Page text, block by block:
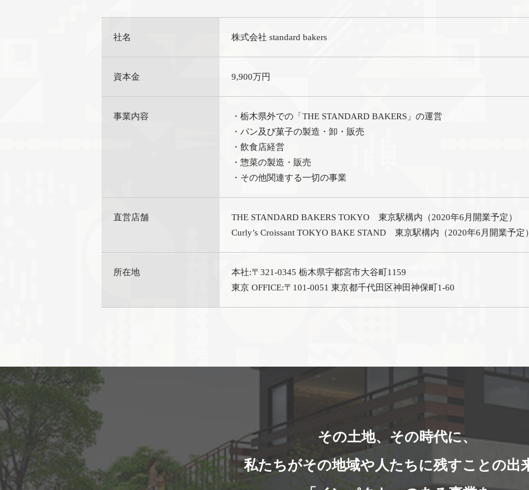
社名 株式会社 standard bakers
資本金 9,900万円
事業内容
・栃木県外での「THE STANDARD BAKERS」の運営
・パン及び菓子の製造・卸・販売
・飲食店経営
・惣菜の製造・販売
・その他関連する一切の事業
直営店舗
THE STANDARD BAKERS TOKYO 東京駅構内（2020年6月開業予定）
Curly’s Croissant TOKYO BAKE STAND 東京駅構内（2020年6月開業予定
所在地
本社:〒321-0345 栃木県宇都宮市大谷町1159
東京 OFFICE:〒101-0051 東京都千代田区神田神保町1-60
その土地、その時代に、
私たちがその地域や人たちに残すことの出